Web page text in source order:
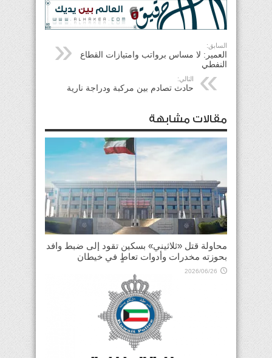
السابق:
العمير: لا مساس برواتب وامتيازات القطاع
النفطي
التالي:
حادث تصادم بين مركبة ودراجة نارية
مقالات مشابهة
محاولة قتل «ثلاثيني» بسكين تقود إلى ضبط وافد
بحوزته مخدرات وأدوات تعاطٍ في خيطان
2026/06/26